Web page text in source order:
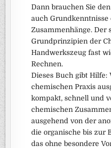
Dann brauchen Sie
auch
Zusammenhänge. Der
Grundprinzipien der
Handwerkszeug fast
Rechnen.
Dieses Buch gibt
chemischen Praxis
kompakt, schnell und
chemischen
ausgehend von der
die organische bis zur
das ohne besondere